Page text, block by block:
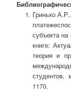
Гринько
субъекта
книге:
теория и
студентов,
1170.